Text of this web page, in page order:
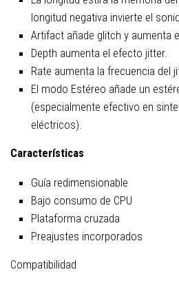
longitud negativa invierte el
Artifact añade glitch y aumenta
Depth aumenta el efecto jitter.
Rate aumenta la frecuencia del
El modo Estéreo añade un
(especialmente efectivo en
eléctricos).
Características
Guía redimensionable
Bajo consumo de CPU
Plataforma cruzada
Preajustes incorporados
Compatibilidad